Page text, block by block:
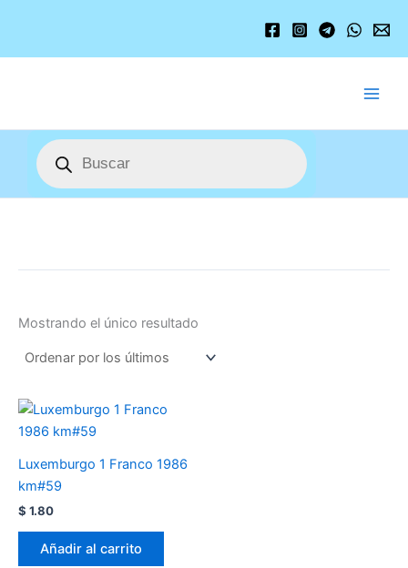
contenido
Búsqueda
de
productos
Mostrando el único resultado
Luxemburgo 1 Franco 1986
km#59
$ 1.80
Añadir al carrito